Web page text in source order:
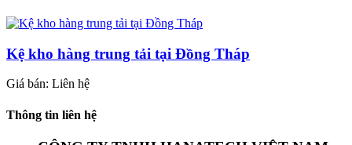
Kệ kho hàng trung tải tại Đồng Tháp
Giá bán: Liên hệ
Thông tin liên hệ